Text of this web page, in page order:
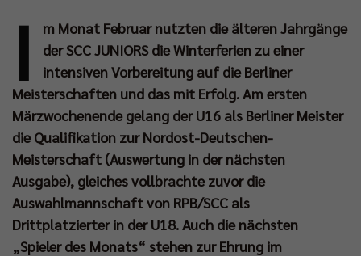
I
m Monat Februar nutzten die älteren Jahrgänge
der SCC JUNIORS die Winterferien zu einer
intensiven Vorbereitung auf die Berliner
Meisterschaften und das mit Erfolg. Am ersten
Märzwochenende gelang der U16 als Berliner Meister
die Qualifikation zur Nordost-Deutschen-
Meisterschaft (Auswertung in der nächsten
Ausgabe), gleiches vollbrachte zuvor die
Auswahlmannschaft von RPB/SCC als
Drittplatzierter in der U18. Auch die nächsten
„Spieler des Monats“ stehen zur Ehrung im